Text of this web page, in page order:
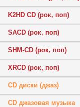
K2HD CD (рок, поп)
SACD (рок, поп)
SHM-CD (рок, поп)
XRCD (рок, поп)
CD диски (джаз)
CD джазовая музыка